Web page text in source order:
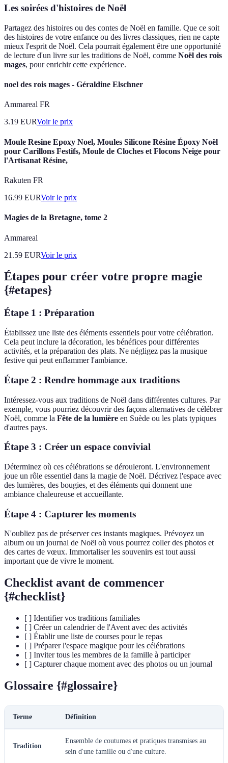
Les soirées d'histoires de Noël
Partagez des histoires ou des contes de Noël en famille. Que ce soit
des histoires de votre enfance ou des livres classiques, rien ne capte
mieux l'esprit de Noël. Cela pourrait également être une opportunité
de lecture d'un livre sur les traditions de Noël, comme Noël des rois
mages, pour enrichir cette expérience.
noel des rois mages - Géraldine Elschner
Ammareal FR
3.19 EURVoir le prix
Moule Resine Epoxy Noel, Moules Silicone Résine Époxy Noël
pour Carillons Festifs, Moule de Cloches et Flocons Neige pour
l'Artisanat Résine,
Rakuten FR
16.99 EURVoir le prix
Magies de la Bretagne, tome 2
Ammareal
21.59 EURVoir le prix
Étapes pour créer votre propre magie
{#etapes}
Étape 1 : Préparation
Établissez une liste des éléments essentiels pour votre célébration.
Cela peut inclure la décoration, les bénéfices pour différentes
activités, et la préparation des plats. Ne négligez pas la musique
festive qui peut enflammer l'ambiance.
Étape 2 : Rendre hommage aux traditions
Intéressez-vous aux traditions de Noël dans différentes cultures. Par
exemple, vous pourriez découvrir des façons alternatives de célébrer
Noël, comme la Fête de la lumière en Suède ou les plats typiques
d'autres pays.
Étape 3 : Créer un espace convivial
Déterminez où ces célébrations se dérouleront. L'environnement
joue un rôle essentiel dans la magie de Noël. Décrivez l'espace avec
des lumières, des bougies, et des éléments qui donnent une
ambiance chaleureuse et accueillante.
Étape 4 : Capturer les moments
N'oubliez pas de préserver ces instants magiques. Prévoyez un
album ou un journal de Noël où vous pourrez coller des photos et
des cartes de vœux. Immortaliser les souvenirs est tout aussi
important que de vivre le moment.
Checklist avant de commencer
{#checklist}
[ ] Identifier vos traditions familiales
[ ] Créer un calendrier de l'Avent avec des activités
[ ] Établir une liste de courses pour le repas
[ ] Préparer l'espace magique pour les célébrations
[ ] Inviter tous les membres de la famille à participer
[ ] Capturer chaque moment avec des photos ou un journal
Glossaire {#glossaire}
Terme Définition
Tradition
Ensemble de coutumes et pratiques transmises au
sein d'une famille ou d'une culture.